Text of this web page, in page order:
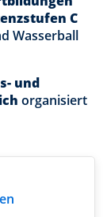
C
Wasserball
und
organisiert